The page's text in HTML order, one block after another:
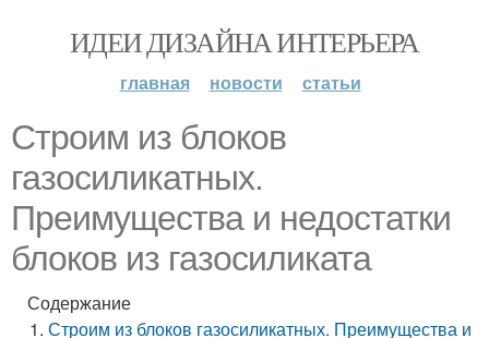
ИДЕИ ДИЗАЙНА ИНТЕРЬЕРА
главная новости статьи
Строим из блоков
газосиликатных.
Преимущества и недостатки
блоков из газосиликата
Содержание
Строим из блоков газосиликатных. Преимущества и